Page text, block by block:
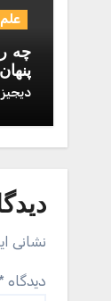
چه
دیجیزا
نشانی
دیدگاه *